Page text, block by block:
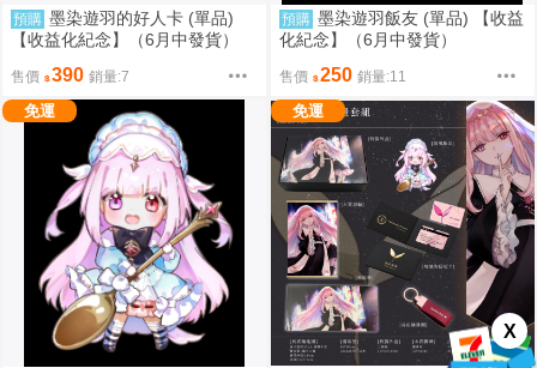
X
預購 墨染遊羽的好人卡 (單品)
【收益化紀念】（6月中發貨）
售價 390 銷量:7
預購 墨染遊羽飯友 (單品) 【收益
化紀念】（6月中發貨）
售價 250 銷量:11
免運 免運